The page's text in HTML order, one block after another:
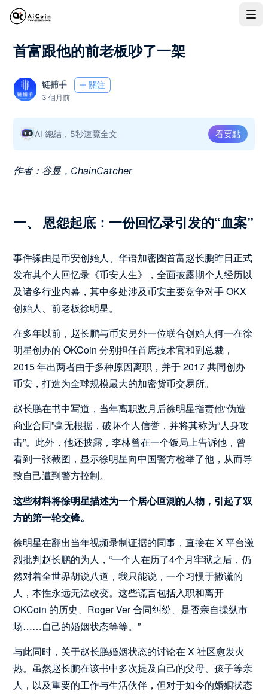
首富跟他的前老板吵了一架
链捕手 關注
3 個月前
AI 總結，5秒速覽全文 看要點
作者：谷昱，ChainCatcher
一、 恩怨起底：一份回忆录引发的“血案”
事件缘由是币安创始人、华语加密圈首富赵长鹏昨日正式
发布其个人回忆录《币安人生》，全面披露期个人经历以
及诸多行业内幕，其中多处涉及币安主要竞争对手 OKX
创始人、前老板徐明星。
在多年以前，赵长鹏与币安另外一位联合创始人何一在徐
明星创办的 OKCoin 分别担任首席技术官和副总裁，
2015 年出两者由于多种原因离职，并于 2017 共同创办
币安，打造为全球规模最大的加密货币交易所。
赵长鹏在书中写道，当年离职数月后徐明星指责他“伪造
商业合同”毫无根据，破坏个人信誉，并将其称为“人身攻
击”。此外，他还披露，李林曾在一个饭局上告诉他，曾
看到一张截图，显示徐明星向中国警方检举了他，从而导
致自己遭到警方控制。
这些材料将徐明星描述为一个居心叵測的人物，引起了双
方的第一轮交锋。
徐明星在翻出当年视频录制证据的同事，直接在 X 平台激
烈批判赵长鹏的为人，“一个人在历了4个月牢狱之后，仍
然对着全世界胡说八道，我只能说，一个习惯于撒谎的
人，本性永远无法改变。这些谎言包括入职和离开
OKCoin 的历史、Roger Ver 合同纠纷、是否亲自操纵市
场……自己的婚姻状态等等。”
与此同时，关于赵长鹏婚姻状态的讨论在 X 社区愈发火
热。虽然赵长鹏在该书中多次提及自己的父母、孩子等亲
人，以及重要的工作与生活伙伴，但对于如今的婚姻状态